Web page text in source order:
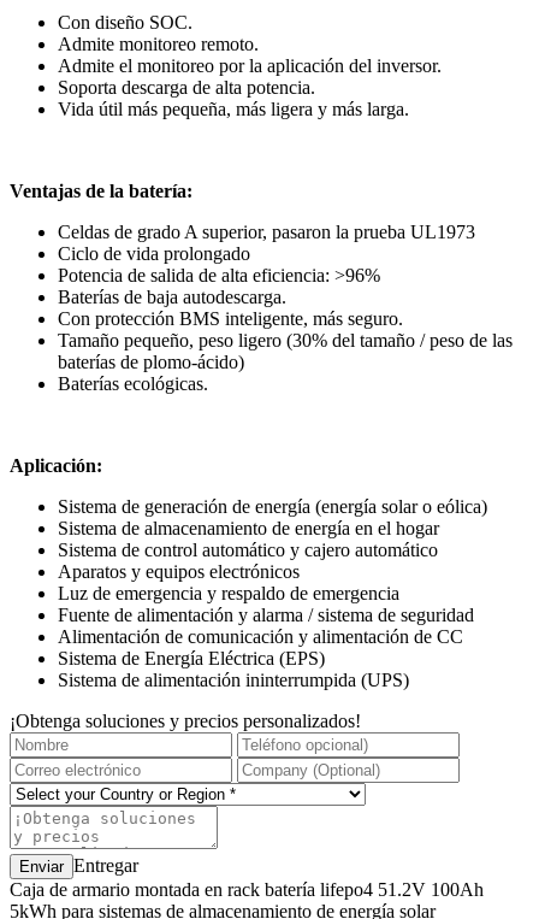
Con diseño SOC.
Admite monitoreo remoto.
Admite el monitoreo por la aplicación del inversor.
Soporta descarga de alta potencia.
Vida útil más pequeña, más ligera y más larga.
Ventajas de la batería:
Celdas de grado A superior, pasaron la prueba UL1973
Ciclo de vida prolongado
Potencia de salida de alta eficiencia: >96%
Baterías de baja autodescarga.
Con protección BMS inteligente, más seguro.
Tamaño pequeño, peso ligero (30% del tamaño / peso de las
baterías de plomo-ácido)
Baterías ecológicas.
Aplicación:
Sistema de generación de energía (energía solar o eólica)
Sistema de almacenamiento de energía en el hogar
Sistema de control automático y cajero automático
Aparatos y equipos electrónicos
Luz de emergencia y respaldo de emergencia
Fuente de alimentación y alarma / sistema de seguridad
Alimentación de comunicación y alimentación de CC
Sistema de Energía Eléctrica (EPS)
Sistema de alimentación ininterrumpida (UPS)
¡Obtenga soluciones y precios personalizados!
Entregar
Caja de armario montada en rack batería lifepo4 51.2V 100Ah
5kWh para sistemas de almacenamiento de energía solar